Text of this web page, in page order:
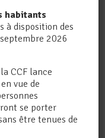
habitants
à disposition des
2026
CCF lance
vue de
se porter
être tenues de